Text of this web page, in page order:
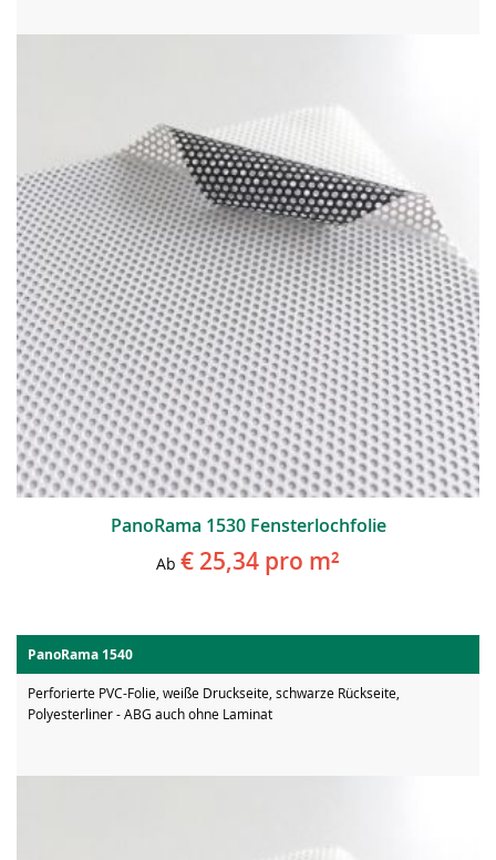
PanoRama 1530 Fensterlochfolie
Ab € 25,34 pro m²
PanoRama 1540
Perforierte PVC-Folie, weiße Druckseite, schwarze Rückseite,
Polyesterliner - ABG auch ohne Laminat